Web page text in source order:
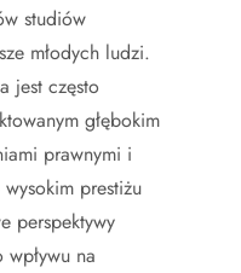
studiów
młodych ludzi.
jest często
głębokim
prawnymi i
prestiżu
perspektywy
na